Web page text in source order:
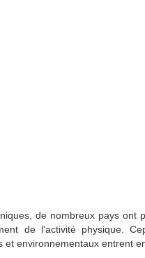
de nombreux pays ont
de l’activité physique.
environnementaux entrent